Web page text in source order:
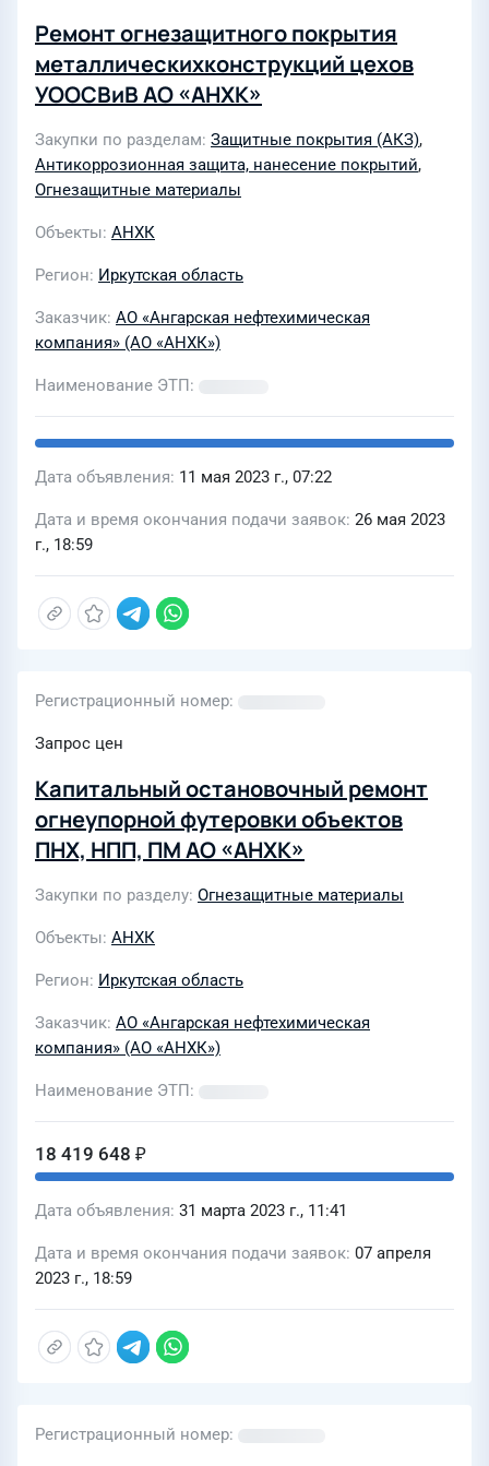
Ремонт огнезащитного покрытия
металлическихконструкций цехов
УООСВиВ АО «АНХК»
Закупки по разделам Защитные покрытия (АКЗ),
Антикоррозионная защита, нанесение покрытий,
Огнезащитные материалы
Объекты АНХК
Регион Иркутская область
Заказчик АО «Ангарская нефтехимическая
компания» (АО «АНХК»)
Наименование ЭТП
Дата объявления 11 мая 2023 г., 07:22
Дата и время окончания подачи заявок 26 мая 2023
г., 18:59
Регистрационный номер
Запрос цен
Капитальный остановочный ремонт
огнеупорной футеровки объектов
ПНХ, НПП, ПМ АО «АНХК»
Закупки по разделу Огнезащитные материалы
Объекты АНХК
Регион Иркутская область
Заказчик АО «Ангарская нефтехимическая
компания» (АО «АНХК»)
Наименование ЭТП
18 419 648 ₽
Дата объявления 31 марта 2023 г., 11:41
Дата и время окончания подачи заявок 07 апреля
2023 г., 18:59
Регистрационный номер